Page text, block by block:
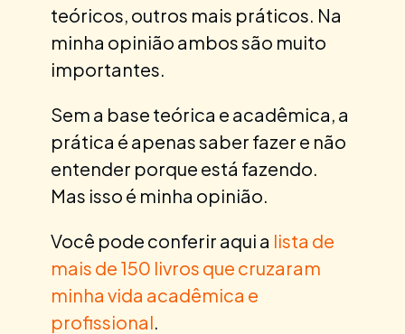
teóricos, outros mais práticos. Na
minha opinião ambos são muito
importantes.
Sem a base teórica e acadêmica, a
prática é apenas saber fazer e não
entender porque está fazendo.
Mas isso é minha opinião.
Você pode conferir aqui a lista de
mais de 150 livros que cruzaram
minha vida acadêmica e
profissional.